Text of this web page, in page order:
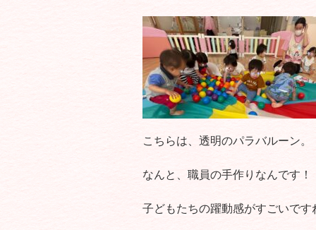
こちらは、透明のパラバルーン。
なんと、職員の手作りなんです！
子どもたちの躍動感がすごいです